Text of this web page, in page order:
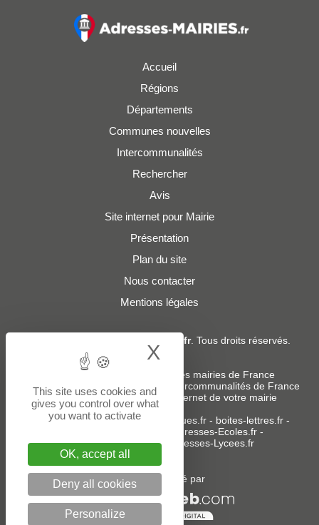
Accueil
Régions
Départements
Communes nouvelles
Intercommunalités
Rechercher
Avis
Site internet pour Mairie
Présentation
Plan du site
Nous contacter
Mentions légales
Adresses-Mairies.fr. Tous droits réservés.
Services :
Liste des adresses e-mails des mairies de France
Liste des adresses e-mails des intercommunalités de France
-Création ou refonte du site internet de votre mairie
Sites partenaires:donneespubliques.fr- boites-lettres.fr-
Adresses-Ecoles.fr -
Adresses-Colleges.fr- Adresses-Lycees.fr
Un service édité par
This site uses cookies and
gives you control over what
you want to activate
OK, accept all
Deny all cookies
Personalize
X